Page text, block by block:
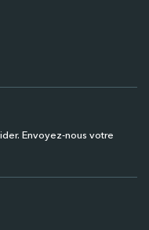
Envoyez-nous votre